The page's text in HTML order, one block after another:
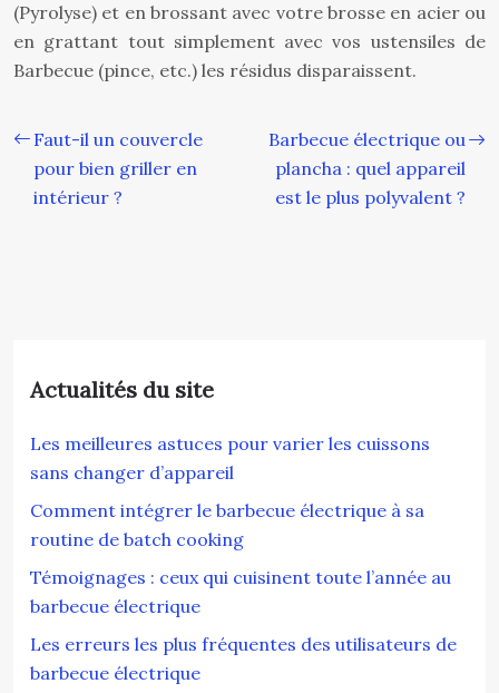
(Pyrolyse) et en brossant avec votre brosse en acier ou
en grattant tout simplement avec vos ustensiles de
Barbecue (pince, etc.) les résidus disparaissent.
Faut-il un couvercle
pour bien griller en
intérieur ?
Barbecue électrique ou
plancha : quel appareil
est le plus polyvalent ?
Actualités du site
Les meilleures astuces pour varier les cuissons
sans changer d’appareil
Comment intégrer le barbecue électrique à sa
routine de batch cooking
Témoignages : ceux qui cuisinent toute l’année au
barbecue électrique
Les erreurs les plus fréquentes des utilisateurs de
barbecue électrique